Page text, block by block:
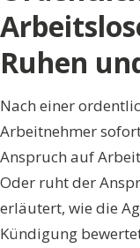
Ruhen
Nach einer
Arbeitnehmer
Anspruch auf
Oder ruht der
erläutert, wie die
Kündigung